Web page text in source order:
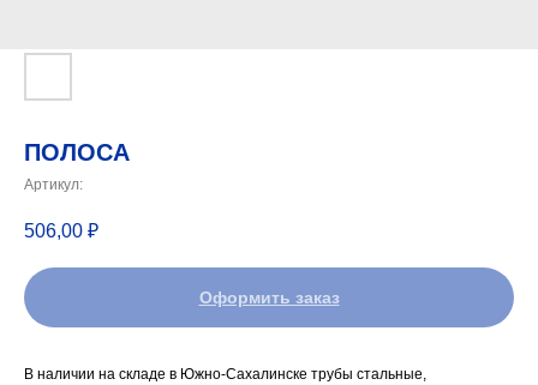
ПОЛОСА
Артикул:
506,00 ₽
Оформить заказ
В наличии на складе в Южно-Сахалинске трубы стальные,